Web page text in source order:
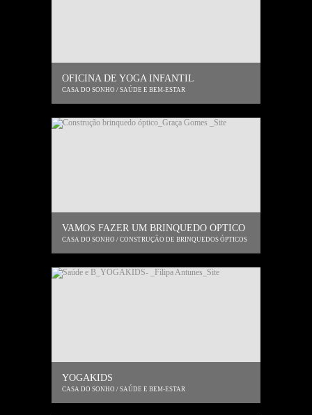
OFICINA DE YOGA INFANTIL
CASA DO SONHO / SAÚDE E BEM-ESTAR
VAMOS FAZER UM BRINQUEDO ÓPTICO
CASA DO SONHO / CONSTRUÇÃO DE BRINQUEDOS ÓPTICOS
YOGAKIDS
CASA DO SONHO / SAÚDE E BEM-ESTAR